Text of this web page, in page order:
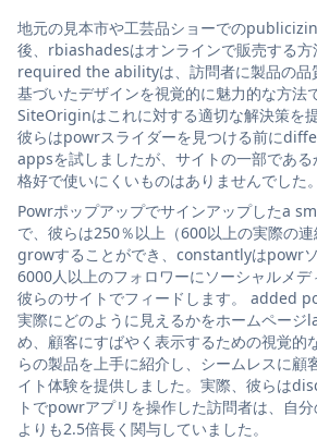
地元の見本市や工芸品ショーでの
後、rbiashadesはオンラインで販売する方
required the abilityは、訪問者に製品の品
基づいたデザインを視覚的に魅力的な方法
SiteOriginはこれに対する適切な解決策を
彼らはpowrスライダーを見つける前に
appsを試しましたが、サイトの一部であ
格好で使いにくいものはありませんでした。
Powrポップアップでサインアップしたa
で、彼らは250％以上（600以上の実際の
growすることができ、constantlyはpowr
6000人以上のフォロワーにソーシャルメデ
彼らのサイトでフィードします。 added
実際にどのように見えるかをホームペー
め、顧客にすばやく表示するための視覚的
らの製品を上手に紹介し、シームレスに顧
イト体験を提供しました。実際、彼らは
トでpowrアプリを操作した訪問者は、自
よりも2.5倍長く関与していました。